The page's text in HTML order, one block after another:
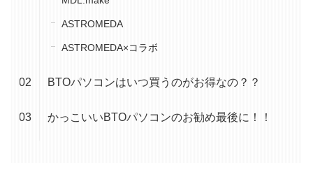
ASTROMEDA
ASTROMEDA×コラボ
BTOパソコンはいつ買うのがお得なの？？
かっこいいBTOパソコンのお勧め最後に！！